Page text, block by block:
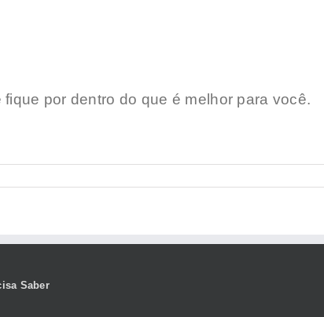
por dentro do que é melhor para você.
Saber